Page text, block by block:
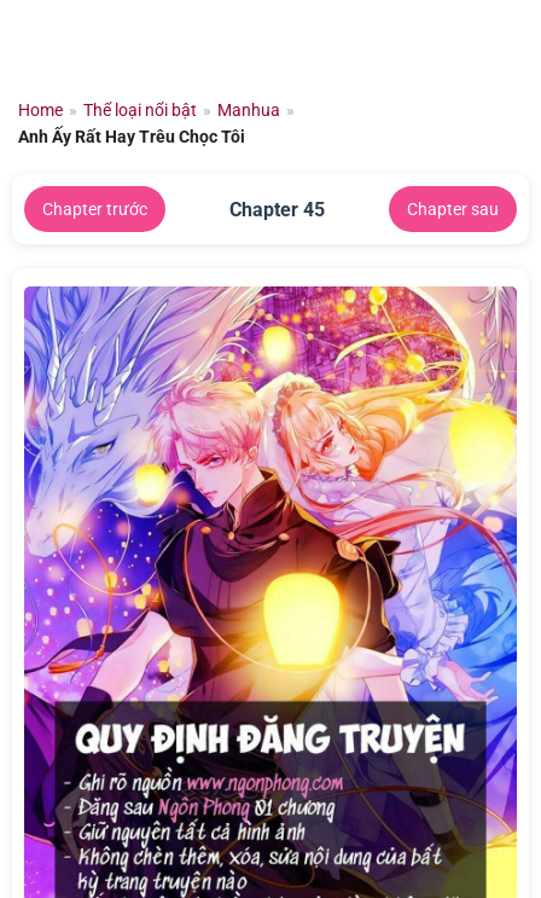
dungHome » Thể loại nổi bật » Manhua »
Anh Ấy Rất Hay Trêu Chọc Tôi
Chapter trước Chapter 45 Chapter sau